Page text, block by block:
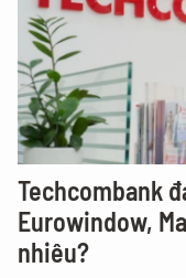
Techcombank
Eurowindow,
nhiêu?